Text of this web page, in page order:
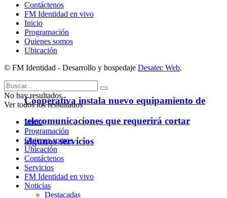
Cooperativa instala nuevo equipamiento de
telecomunicaciones que requerirá cortar
algunos servicios
Contáctenos
FM Identidad en vivo
Inicio
Programación
Quienes somos
Ubicación
© FM Identidad - Desarrollo y hospedaje Desatec Web.
No hay resultados.
Ver todos los ressultados
Inicio
Programación
Quienes somos
Ubicación
Contáctenos
Servicios
FM Identidad en vivo
Noticias
Destacadas